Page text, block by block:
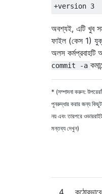
অবশ্যই, এটি খুব
ফাইল (কেস 1)
অলস কর্মপ্রবাহটি
commit -a
* (সম্পাদনা করুন:
পুনরুদ্ধার করার জন্য
নয় এবং তারপরে
মন্তব্য দেখুন)
4